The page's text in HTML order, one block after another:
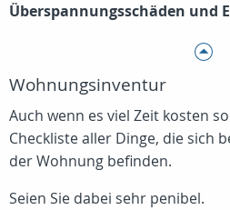
Überspannungsschäden und
Wohnungsinventur
Auch wenn es viel Zeit kosten
Checkliste aller Dinge, die sich
der Wohnung befinden.
Seien Sie dabei sehr penibel.